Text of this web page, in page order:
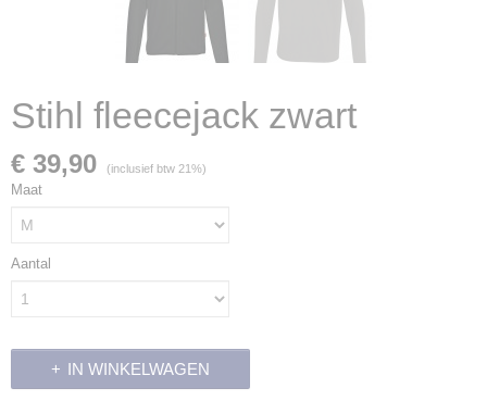
Stihl fleecejack zwart
€ 39,90 (inclusief btw 21%)
Maat
Aantal
IN WINKELWAGEN